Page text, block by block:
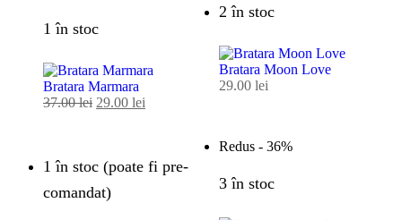
1 în stoc
Bratara Marmara
37.00lei 29.00 lei
2 în stoc
Bratara Moon Love
29.00 lei
1 în stoc (poate fi pre-
comandat)
Redus - 36%
3 în stoc